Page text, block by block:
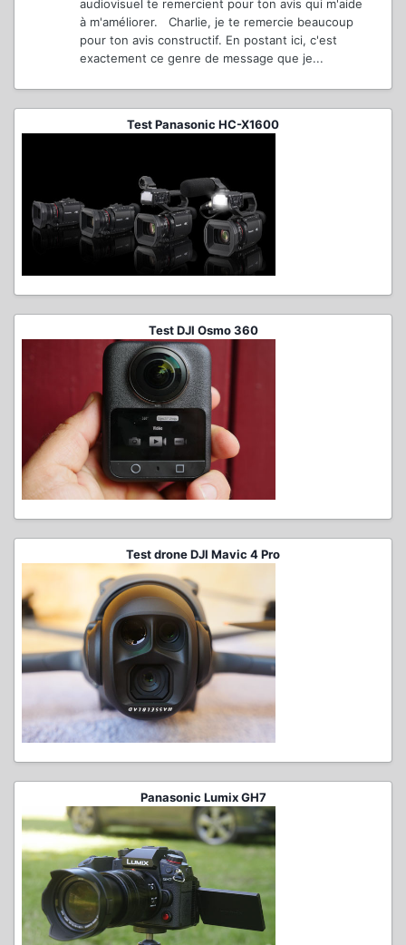
audiovisuel te remercient pour ton avis qui m'aide
à m'améliorer. Charlie, je te remercie beaucoup
pour ton avis constructif. En postant ici, c'est
exactement ce genre de message que je...
Test Panasonic HC-X1600
Test DJI Osmo 360
Test drone DJI Mavic 4 Pro
Panasonic Lumix GH7